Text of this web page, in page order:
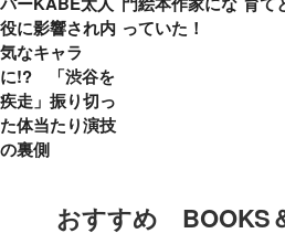
役に影響され内
気なキャラ
に!? 「渋谷を
疾走」振り切っ
た体当たり演技
の裏側
っていた！
おすすめ BOOKS